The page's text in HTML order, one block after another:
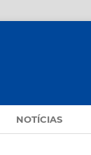
NOTÍCIAS